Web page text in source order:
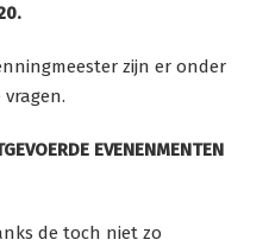
zijn er onder
EVENENMENTEN
de toch niet zo